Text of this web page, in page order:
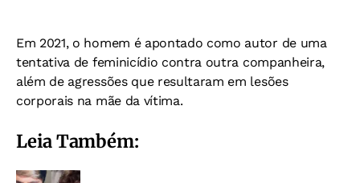
Em 2021, o homem é apontado como autor de uma
tentativa de feminicídio contra outra companheira,
além de agressões que resultaram em lesões
corporais na mãe da vítima.
Leia Também: